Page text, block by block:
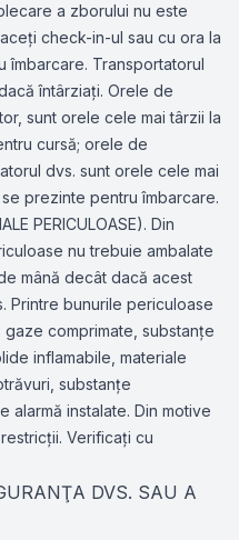
a zborului nu este
check-in-ul sau cu ora la
Transportatorul
întârziaţi. Orele de
sunt orele cele mai târzii la
cursă; orele de
dvs. sunt orele cele mai
prezinte pentru îmbarcare.
PERICULOASE). Din
nu trebuie ambalate
mână decât dacă acest
Printre bunurile periculoase
gaze comprimate, substanţe
inflamabile, materiale
substanţe
alarmă instalate. Din motive
Verificaţi cu
DVS. SAU A